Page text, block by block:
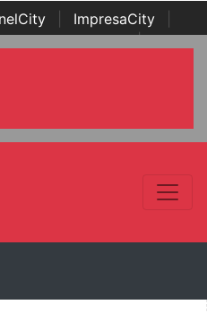
ImpresaCity
Channel Awards | Italian